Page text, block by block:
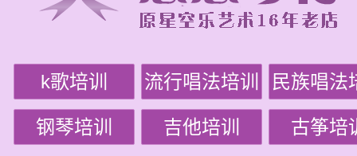
k歌培训 流行唱法培训 民族唱法
钢琴培训 吉他培训 古筝培